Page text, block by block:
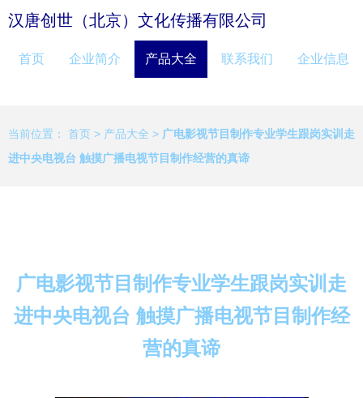
汉唐创世（北京）文化传播有限公司
首页 企业简介 产品大全 联系我们 企业信息
当前位置： 首页 > 产品大全 > 广电影视节目制作专业学生跟岗实训走
进中央电视台 触摸广播电视节目制作经营的真谛
广电影视节目制作专业学生跟岗实训走
进中央电视台 触摸广播电视节目制作经
营的真谛